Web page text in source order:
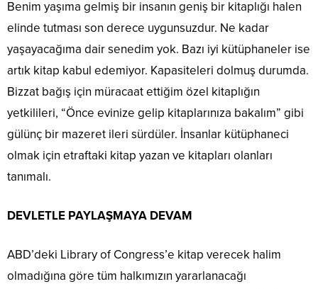
Benim yaşıma gelmiş bir insanın geniş bir kitaplığı halen
elinde tutması son derece uygunsuzdur. Ne kadar
yaşayacağıma dair senedim yok. Bazı iyi kütüphaneler ise
artık kitap kabul edemiyor. Kapasiteleri dolmuş durumda.
Bizzat bağış için müracaat ettiğim özel kitaplığın
yetkilileri, “Önce evinize gelip kitaplarınıza bakalım” gibi
gülünç bir mazeret ileri sürdüler. İnsanlar kütüphaneci
olmak için etraftaki kitap yazan ve kitapları olanları
tanımalı.
DEVLETLE PAYLAŞMAYA DEVAM
ABD’deki Library of Congress’e kitap verecek halim
olmadığına göre tüm halkımızın yararlanacağı